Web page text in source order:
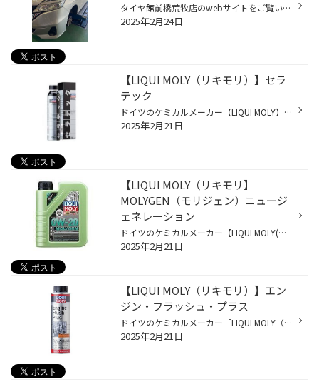
タイヤ館前橋荒牧店のwebサイトをご覧いただきありがとうございます。 今回は日産のミニバン【セレナ】の冬用タイヤ交換のご紹介です。 新車納車の際から使われていたスタッドレスタイヤが、年数経過＆溝が少なくなってきたという事で新品交換をする事になりました。 今までお使い頂いていたタイヤ...
2025年2月24日
【LIQUI MOLY（リキモリ）】セラ
テック
ドイツのケミカルメーカー【LIQUI MOLY】から発売されている 使用過程車に最適なハイテクオイル添加剤 特殊なセラミック粒子の高い化学性能と耐熱性により、エンジン内部の摩擦と摩耗を低減。 金属同士の接触を予防する事でエンジンの寿命を延ばし ・静粛性向上 ・燃費向上 ・出力向上 に貢献します...
2025年2月21日
【LIQUI MOLY（リキモリ】
MOLYGEN（モリジェン）ニュージ
ェネレーション
ドイツのケミカルメーカー【LIQUI MOLY(リキモリ）】から発売されている 国産車・輸入車問わず、オールマイティーに使用可能な プレミアム・エンジンオイル 厳選された高品質のベースオイルと高度な添加剤テクノロジーの組み合わせにより造られた高性能なローフリクションエンジンオイルです。 設定...
2025年2月21日
【LIQUI MOLY（リキモリ）】エン
ジン・フラッシュ・プラス
ドイツのケミカルメーカー「LIQUI MOLY（リキモリ）」から発売されている エンジンオイル交換時に内部を洗浄するフラッシング剤です。 清浄分散添加剤に古いオイルを排出しやすくする成分を加え エンジン内部に蓄積したカーボンやスラッジなどを低負荷で浮かび上がらせてから排出。 新しいオイル本...
2025年2月21日